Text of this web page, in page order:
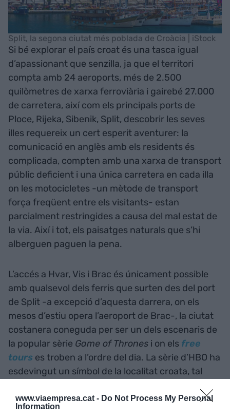
www.viaempresa.cat - Do Not Process My Personal
Information
Split, la segona ciutat més poblada de Croàcia | iStock
Si bé explorar el país croat és una tasca igual
d’apassionant que senzilla, ja que el territori
compta amb 24 aeroports, més de 2.500
quilòmetres de xarxa ferroviària i gairebé 27.000
de carretera, així com els principals ports de
Ploce, Rijeka, Sibenik, Split, descobrir les seves
illes requereix un cert esperit aventurer: la
comunicació en anglès amb els residents és
complicada, compten amb una xarxa de transport
públic deficient i una única carretera en cada illa
on les motocicletes -un mètode de transport
força freqüent entre els visitants- estan
parcialment restringides a causa del mal estat de
la via. Així i tot, els paisatges naturals que s’hi
alberguen paguen la pena.
L’accés a Hvar, Vis i Brac és únicament possible
amb qualsevol dels ferris que surten des del port
de Split -a excepció d’aquesta darrera, on els
mesos d’estiu opera l’aeroport de Brac-, la ciutat
costanera coneguda per ser un dels escenaris de
la popular sèrie Game of Thrones i on els free
tours es troben a l’ordre del dia. La sèrie d’HBO ha
esdevingut un símbol de la localitat croata, tal
de la sèrie ho mostren als turistes des de la
principal ciutat de la regió de Dalmàcia i la segona